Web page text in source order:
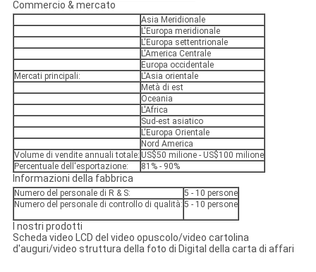
Commercio & mercato
Asia Meridionale
L'Europa meridionale
L'Europa settentrionale
L'America Centrale
Europa occidentale
Mercati principali:
L'Asia orientale
Metà di est
Oceania
L'Africa
Sud-est asiatico
L'Europa Orientale
Nord America
Volume di vendite annuali totale: US$50 milione - US$100 milione
Percentuale dell'esportazione:
81% - 90%
Informazioni della fabbrica
Numero del personale di R & S:
5 - 10 persone
Numero del personale di controllo di qualità: 5 - 10 persone
I nostri prodotti
Scheda video LCD del video opuscolo/video cartolina
d'auguri/video struttura della foto di Digital della carta di affari